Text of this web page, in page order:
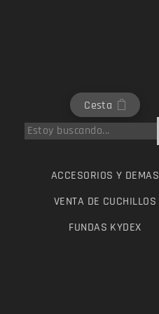
Cesta
ACCESORIOS Y DEMAS
VENTA DE CUCHILLOS
FUNDAS KYDEX